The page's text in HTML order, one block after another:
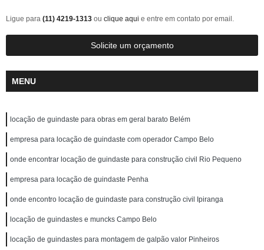
Ligue para (11) 4219-1313 ou clique aqui e entre em contato por email.
Solicite um orçamento
MENU
locação de guindaste para obras em geral barato Belém
empresa para locação de guindaste com operador Campo Belo
onde encontrar locação de guindaste para construção civil Rio Pequeno
empresa para locação de guindaste Penha
onde encontro locação de guindaste para construção civil Ipiranga
locação de guindastes e muncks Campo Belo
locação de guindastes para montagem de galpão valor Pinheiros